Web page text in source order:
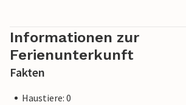
einer Unterkunft eines professionellen
unterscheidet.
Informationen zur
Ferienunterkunft
Fakten
Haustiere: 0